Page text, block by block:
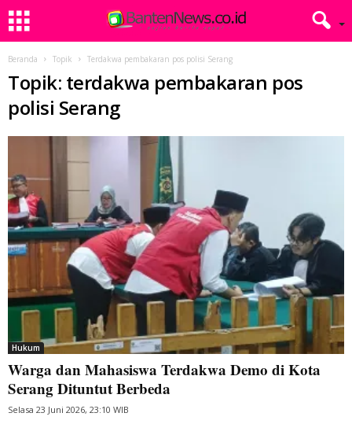
Beranda Topik Terdakwa pembakaran pos polisi Serang
Topik: terdakwa pembakaran pos
polisi Serang
Hukum
Warga dan Mahasiswa Terdakwa Demo di Kota
Serang Dituntut Berbeda
Selasa 23 Juni 2026, 23:10 WIB